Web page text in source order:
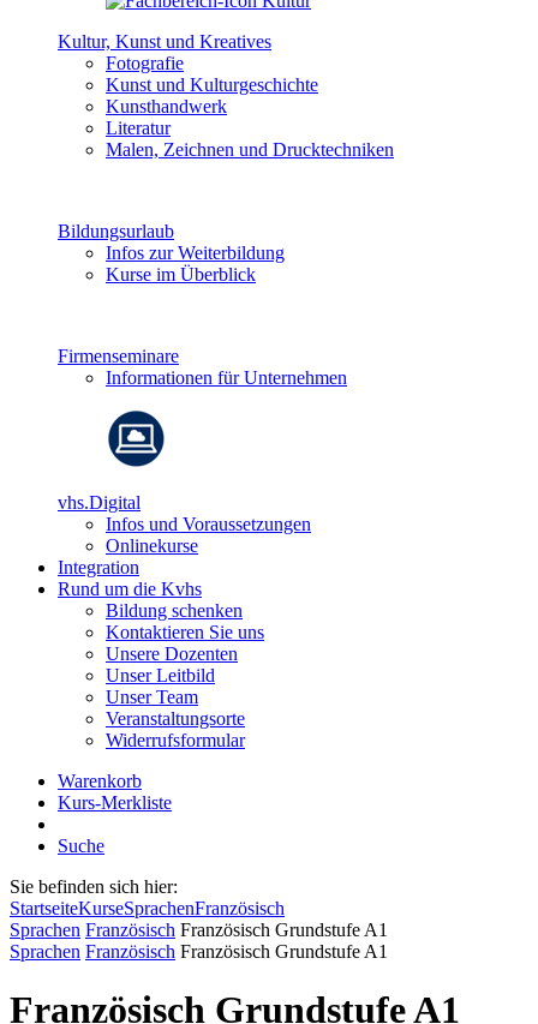
Kultur, Kunst und Kreatives
Fotografie
Kunst und Kulturgeschichte
Kunsthandwerk
Literatur
Malen, Zeichnen und Drucktechniken
Bildungsurlaub
Infos zur Weiterbildung
Kurse im Überblick
Firmenseminare
Informationen für Unternehmen
vhs.Digital
Infos und Voraussetzungen
Onlinekurse
Integration
Rund um die Kvhs
Bildung schenken
Kontaktieren Sie uns
Unsere Dozenten
Unser Leitbild
Unser Team
Veranstaltungsorte
Widerrufsformular
Warenkorb
Kurs-Merkliste
Suche
Sie befinden sich hier:
StartseiteKurseSprachenFranzösisch
Sprachen Französisch Französisch Grundstufe A1
Sprachen Französisch Französisch Grundstufe A1
Französisch Grundstufe A1